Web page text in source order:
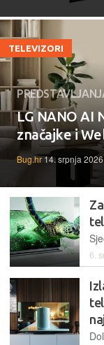
TELEVIZORI
LG NANO AI
značajke i
Bug.hr14. srpnja
6.